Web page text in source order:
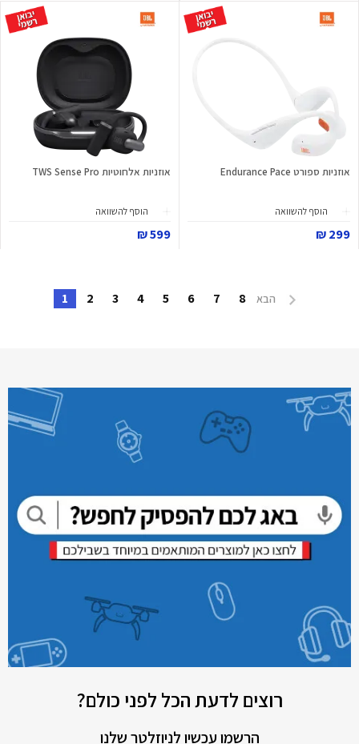
אוזניות ספורט Endurance Pace
הוסף להשוואה
299 ₪
אוזניות אלחוטיות TWS Sense Pro
הוסף להשוואה
599 ₪
הבא 8
7
6
5
4
3
2
1
רוצים לדעת הכל לפני כולם?
הרשמו עכשיו לניוזלטר שלנו